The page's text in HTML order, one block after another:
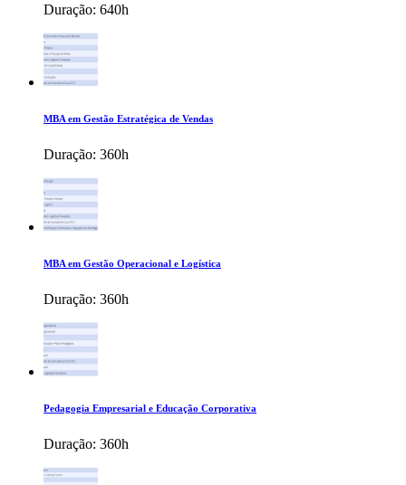
Duração: 640h
MBA em Gestão Estratégica de Vendas
Duração: 360h
MBA em Gestão Operacional e Logística
Duração: 360h
Pedagogia Empresarial e Educação Corporativa
Duração: 360h